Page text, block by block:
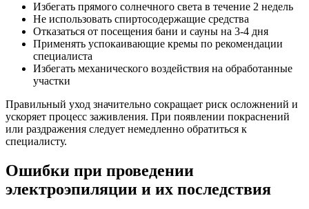
Избегать прямого солнечного света в течение 2 недель
Не использовать спиртосодержащие средства
Отказаться от посещения бани и сауны на 3-4 дня
Применять успокаивающие кремы по рекомендации
специалиста
Избегать механического воздействия на обработанные
участки
Правильный уход значительно сокращает риск осложнений и
ускоряет процесс заживления. При появлении покраснений
или раздражения следует немедленно обратиться к
специалисту.
Ошибки при проведении
электроэпиляции и их последствия